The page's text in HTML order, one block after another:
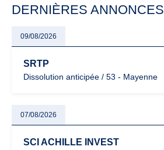
DERNIÈRES ANNONCES
09/08/2026
SRTP
Dissolution anticipée / 53 - Mayenne
07/08/2026
SCI ACHILLE INVEST